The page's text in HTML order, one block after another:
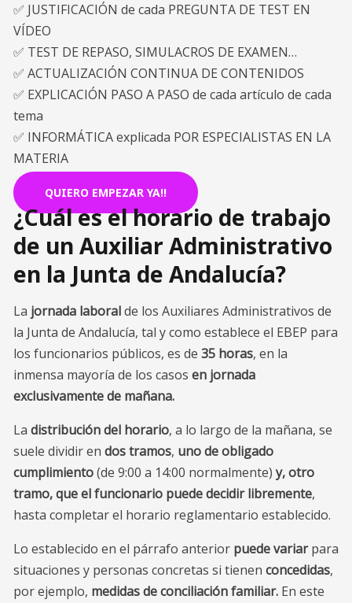
✅ JUSTIFICACIÓN de cada PREGUNTA DE TEST EN
VÍDEO
✅ TEST DE REPASO, SIMULACROS DE EXAMEN…
✅ ACTUALIZACIÓN CONTINUA DE CONTENIDOS
✅ EXPLICACIÓN PASO A PASO de cada artículo de cada
tema
✅ INFORMÁTICA explicada POR ESPECIALISTAS EN LA
MATERIA
QUIERO EMPEZAR YA!!
¿Cuál es el horario de trabajo
de un Auxiliar Administrativo
en la Junta de Andalucía?
La jornada laboralde los Auxiliares Administrativos de
la Junta de Andalucía, tal y como establece el EBEP para
los funcionarios públicos, es de 35 horas, en la
inmensa mayoría de los casos en jornada
exclusivamente de mañana.
La distribución del horario, a lo largo de la mañana, se
suele dividir en dostramos, uno de obligado
cumplimiento(de 9:00 a 14:00 normalmente) y, otro
tramo, que el funcionario puede decidir libremente,
hasta completar el horario reglamentario establecido.
Lo establecido en el párrafo anterior puede variarpara
situaciones y personas concretas si tienen concedidas,
por ejemplo, medidas de conciliación familiar.En este